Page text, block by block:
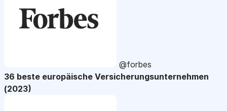
@forbes
36 beste europäische Versicherungsunternehmen
(2023)